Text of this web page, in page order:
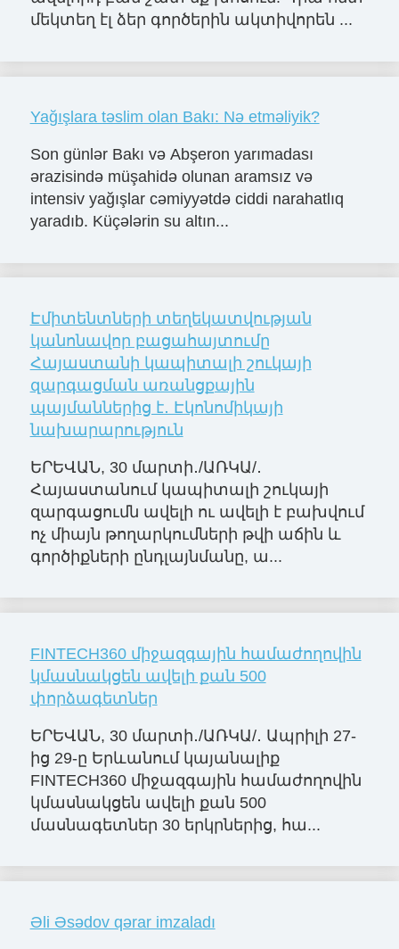
մեկտեղ էլ ձեր գործերին ակտիվորեն ...
Yağışlara təslim olan Bakı: Nə etməliyik?
Son günlər Bakı və Abşeron yarımadası
ərazisində müşahidə olunan aramsız və
intensiv yağışlar cəmiyyətdə ciddi narahatlıq
yaradıb. Küçələrin su altın...
Էմիտենտների տեղեկատվության
կանոնավոր բացահայտումը
Հայաստանի կապիտալի շուկայի
զարգացման առանցքային
պայմաններից է․ Էկոնոմիկայի
նախարարություն
ԵՐԵՎԱՆ, 30 մարտի․/ԱՌԿԱ/․
Հայաստանում կապիտալի շուկայի
զարգացումն ավելի ու ավելի է բախվում
ոչ միայն թողարկումների թվի աճին և
գործիքների ընդլայնմանը, ա...
FINTECH360 միջազգային համաժողովին
կմասնակցեն ավելի քան 500
փորձագետներ
ԵՐԵՎԱՆ, 30 մարտի․/ԱՌԿԱ/․ Ապրիլի 27-
ից 29-ը Երևանում կայանալիք
FINTECH360 միջազգային համաժողովին
կմասնակցեն ավելի քան 500
մասնագետներ 30 երկրներից, հա...
Əli Əsədov qərar imzaladı